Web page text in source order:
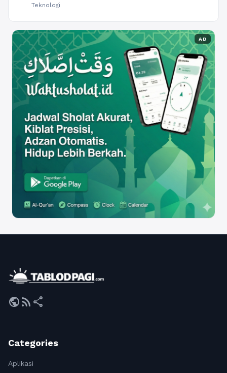
Teknologi
AD
publicrss_feed share
Categories
Aplikasi